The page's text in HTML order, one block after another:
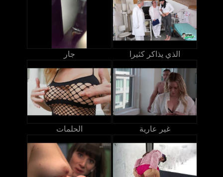
جار الذي يذاكر كثيرا
الحلمات غير عارية